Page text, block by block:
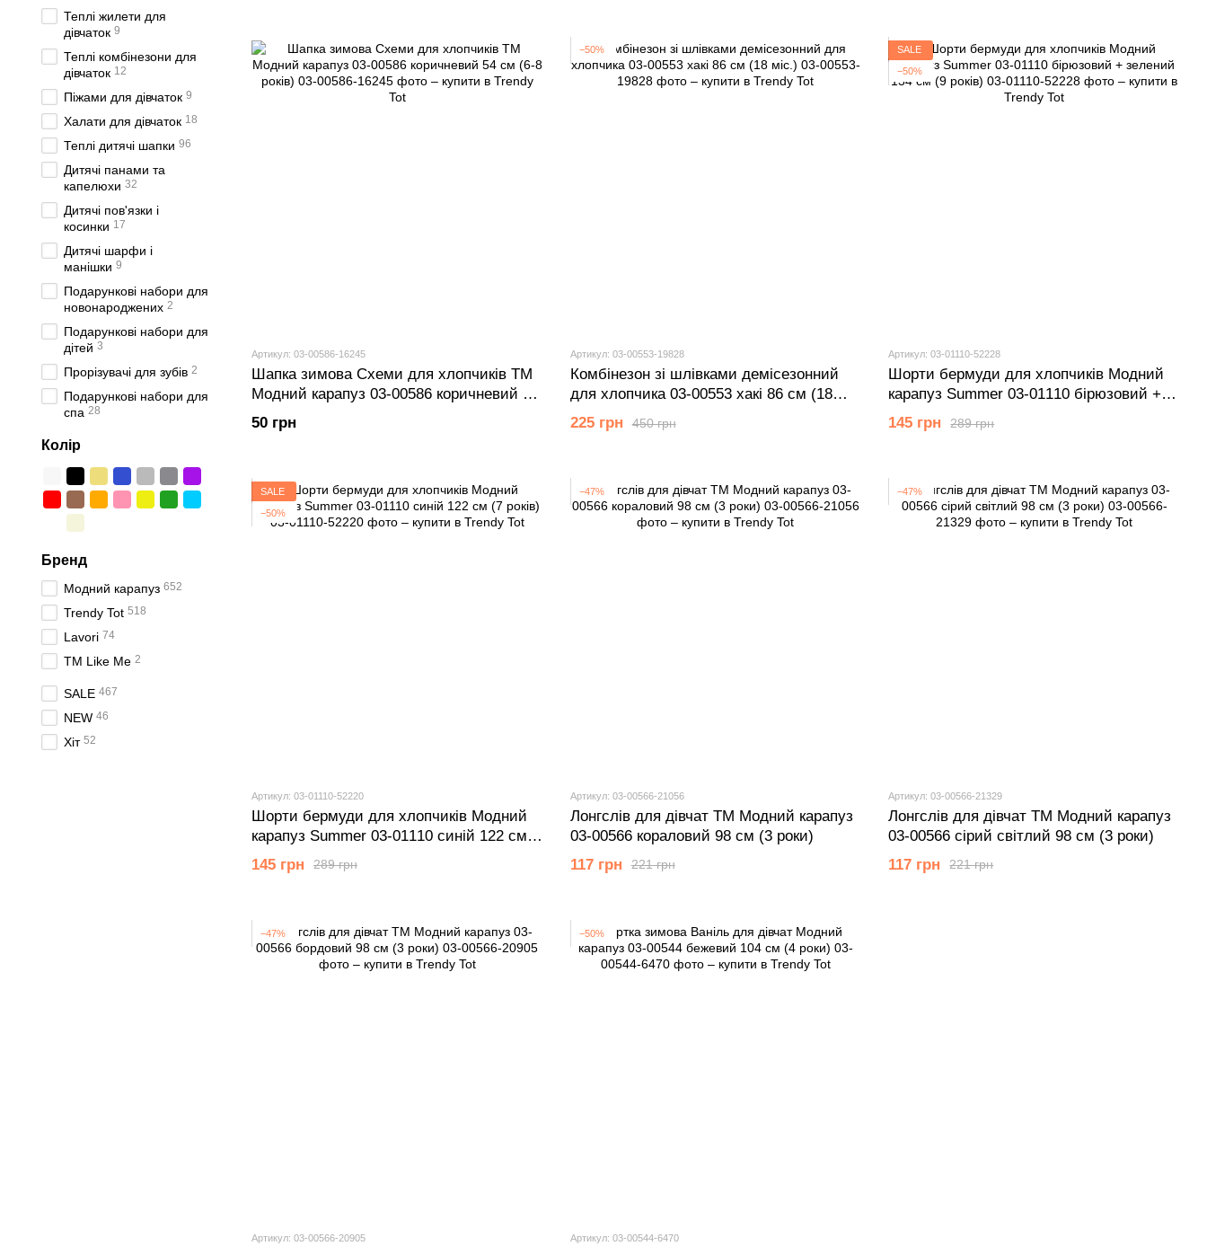
Артикул: 03-00586-16245
Шапка зимова Схеми для хлопчиків ТМ
Модний карапуз 03-00586 коричневий 54
см (6-8 років)
50 грн
−50%
Артикул: 03-00553-19828
Комбінезон зі шлівками демісезонний
для хлопчика 03-00553 хакі 86 см (18
мiс.)
450 грн
225 грн
SALE
−50%
Артикул: 03-01110-52228
Шорти бермуди для хлопчиків Модний
карапуз Summer 03-01110 бірюзовий +
зелений 134 см (9 років)
289 грн
145 грн
SALE
−50%
Артикул: 03-01110-52220
Шорти бермуди для хлопчиків Модний
карапуз Summer 03-01110 синій 122 см
(7 років)
289 грн
145 грн
−47%
Артикул: 03-00566-21056
Лонгслів для дівчат ТМ Модний карапуз
03-00566 кораловий 98 см (3 роки)
221 грн
117 грн
−47%
Артикул: 03-00566-21329
Лонгслів для дівчат ТМ Модний карапуз
03-00566 сірий світлий 98 см (3 роки)
221 грн
117 грн
−47%
Артикул: 03-00566-20905
−50%
Артикул: 03-00544-6470
Теплі жилети для
дівчаток 9
Теплі комбінезони для
дівчаток 12
Піжами для дівчаток 9
Халати для дівчаток 18
Теплі дитячі шапки 96
Дитячі панами та
капелюхи 32
Дитячі пов'язки і
косинки 17
Дитячі шарфи і
манішки 9
Подарункові набори для
новонароджених 2
Подарункові набори для
дітей 3
Прорізувачі для зубів 2
Подарункові набори для
спа 28
Колір
Бренд
Модний карапуз 652
Trendy Tot 518
Lavori 74
ТМ Like Me 2
SALE 467
NEW 46
Хіт 52